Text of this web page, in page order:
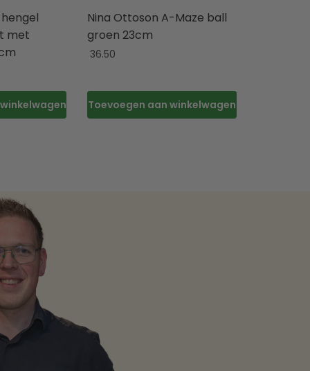
met
Nina Ottoson A-Maze ball
groen 23cm
36.50
Toevoegen aan winkelwagen